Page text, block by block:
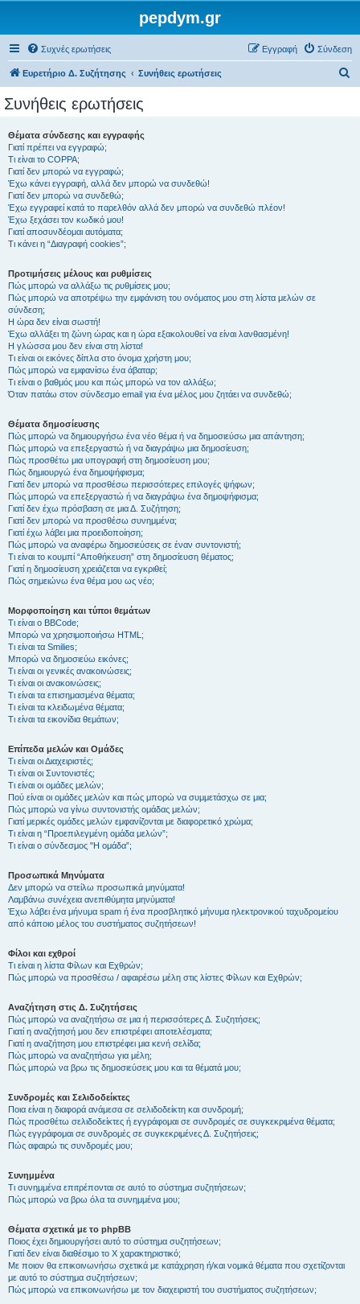
pepdym.gr
Συχνές ερωτήσεις Σύνδεση
Εγγραφή
Ευρετήριο Δ. Συζήτησης Συνήθεις ερωτήσεις
Συνήθεις ερωτήσεις
Θέματα σύνδεσης και εγγραφής
Γιατί πρέπει να εγγραφώ;
Τι είναι το COPPA;
Γιατί δεν μπορώ να εγγραφώ;
Έχω κάνει εγγραφή, αλλά δεν μπορώ να συνδεθώ!
Γιατί δεν μπορώ να συνδεθώ;
Έχω εγγραφεί κατά το παρελθόν αλλά δεν μπορώ να συνδεθώ πλέον!
Έχω ξεχάσει τον κωδικό μου!
Γιατί αποσυνδέομαι αυτόματα;
Τι κάνει η “Διαγραφή cookies”;
Προτιμήσεις μέλους και ρυθμίσεις
Πώς μπορώ να αλλάξω τις ρυθμίσεις μου;
Πώς μπορώ να αποτρέψω την εμφάνιση του ονόματος μου στη λίστα μελών σε
σύνδεση;
Η ώρα δεν είναι σωστή!
Έχω αλλάξει τη ζώνη ώρας και η ώρα εξακολουθεί να είναι λανθασμένη!
Η γλώσσα μου δεν είναι στη λίστα!
Τι είναι οι εικόνες δίπλα στο όνομα χρήστη μου;
Πώς μπορώ να εμφανίσω ένα άβαταρ;
Τι είναι ο βαθμός μου και πώς μπορώ να τον αλλάξω;
Όταν πατάω στον σύνδεσμο email για ένα μέλος μου ζητάει να συνδεθώ;
Θέματα δημοσίευσης
Πώς μπορώ να δημιουργήσω ένα νέο θέμα ή να δημοσιεύσω μια απάντηση;
Πώς μπορώ να επεξεργαστώ ή να διαγράψω μια δημοσίευση;
Πώς προσθέτω μια υπογραφή στη δημοσίευση μου;
Πώς δημιουργώ ένα δημοψήφισμα;
Γιατί δεν μπορώ να προσθέσω περισσότερες επιλογές ψήφων;
Πώς μπορώ να επεξεργαστώ ή να διαγράψω ένα δημοψήφισμα;
Γιατί δεν έχω πρόσβαση σε μια Δ. Συζήτηση;
Γιατί δεν μπορώ να προσθέσω συνημμένα;
Γιατί έχω λάβει μια προειδοποίηση;
Πώς μπορώ να αναφέρω δημοσιεύσεις σε έναν συντονιστή;
Τι είναι το κουμπί “Αποθήκευση” στη δημοσίευση θέματος;
Γιατί η δημοσίευση χρειάζεται να εγκριθεί;
Πώς σημειώνω ένα θέμα μου ως νέο;
Μορφοποίηση και τύποι θεμάτων
Τι είναι ο BBCode;
Μπορώ να χρησιμοποιήσω HTML;
Τι είναι τα Smilies;
Μπορώ να δημοσιεύω εικόνες;
Τι είναι οι γενικές ανακοινώσεις;
Τι είναι οι ανακοινώσεις;
Τι είναι τα επισημασμένα θέματα;
Τι είναι τα κλειδωμένα θέματα;
Τι είναι τα εικονίδια θεμάτων;
Επίπεδα μελών και Ομάδες
Τι είναι οι Διαχειριστές;
Τι είναι οι Συντονιστές;
Τι είναι οι ομάδες μελών;
Πού είναι οι ομάδες μελών και πώς μπορώ να συμμετάσχω σε μια;
Πώς μπορώ να γίνω συντονιστής ομάδας μελών;
Γιατί μερικές ομάδες μελών εμφανίζονται με διαφορετικό χρώμα;
Τι είναι η “Προεπιλεγμένη ομάδα μελών”;
Τι είναι ο σύνδεσμος "Η ομάδα”;
Προσωπικά Μηνύματα
Δεν μπορώ να στείλω προσωπικά μηνύματα!
Λαμβάνω συνέχεια ανεπιθύμητα μηνύματα!
Έχω λάβει ένα μήνυμα spam ή ένα προσβλητικό μήνυμα ηλεκτρονικού ταχυδρομείου
από κάποιο μέλος του συστήματος συζητήσεων!
Φίλοι και εχθροί
Τι είναι η λίστα Φίλων και Εχθρών;
Πώς μπορώ να προσθέσω / αφαιρέσω μέλη στις λίστες Φίλων και Εχθρών;
Αναζήτηση στις Δ. Συζητήσεις
Πώς μπορώ να αναζητήσω σε μια ή περισσότερες Δ. Συζητήσεις;
Γιατί η αναζήτησή μου δεν επιστρέφει αποτελέσματα;
Γιατί η αναζήτηση μου επιστρέφει μια κενή σελίδα;
Πώς μπορώ να αναζητήσω για μέλη;
Πώς μπορώ να βρω τις δημοσιεύσεις μου και τα θέματά μου;
Συνδρομές και Σελιδοδείκτες
Ποια είναι η διαφορά ανάμεσα σε σελιδοδείκτη και συνδρομή;
Πώς προσθέτω σελιδοδείκτες ή εγγράφομαι σε συνδρομές σε συγκεκριμένα θέματα;
Πώς εγγράφομαι σε συνδρομές σε συγκεκριμένες Δ. Συζητήσεις;
Πώς αφαιρώ τις συνδρομές μου;
Συνημμένα
Τι συνημμένα επιτρέπονται σε αυτό το σύστημα συζητήσεων;
Πώς μπορώ να βρω όλα τα συνημμένα μου;
Θέματα σχετικά με το phpBB
Ποιος έχει δημιουργήσει αυτό το σύστημα συζητήσεων;
Γιατί δεν είναι διαθέσιμο το Χ χαρακτηριστικό;
Με ποιον θα επικοινωνήσω σχετικά με κατάχρηση ή/και νομικά θέματα που σχετίζονται
με αυτό το σύστημα συζητήσεων;
Πώς μπορώ να επικοινωνήσω με τον διαχειριστή του συστήματος συζητήσεων;